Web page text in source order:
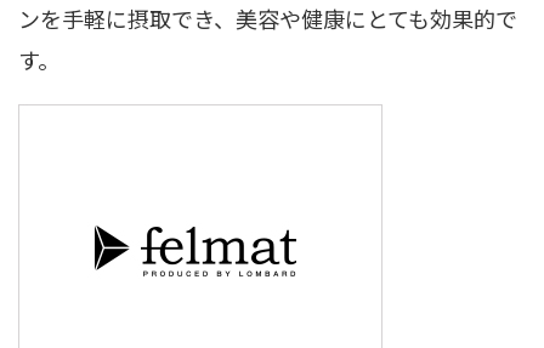
ンを手軽に摂取でき、美容や健康にとても効果的で
す。